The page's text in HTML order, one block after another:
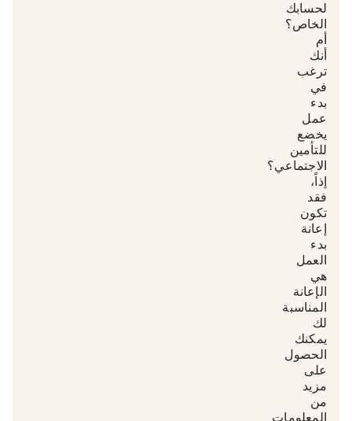
لحسابك
الخاص؟
أم
أنك
ترغب
في
بدء
عمل
يخضع
للتأمين
الاجتماعي؟
إذاً،
فقد
تكون
«إعانة
بدء
العمل»
هي
الإعانة
المناسبة
لك.
يمكنك
الحصول
على
مزيد
من
المعلومات